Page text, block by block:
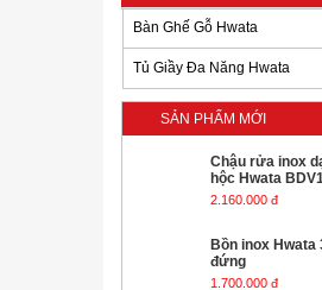
Bàn Ghế Gỗ Hwata
Tủ Giầy Đa Năng Hwata
SẢN PHẨM MỚI
Chậu rửa inox
hộc Hwata BDV1
2.160.000 đ
Bồn inox Hwata
đứng
Thái Dương
ECO 140 Lít
Chậu rửa Inox
hộc Hwata CN2